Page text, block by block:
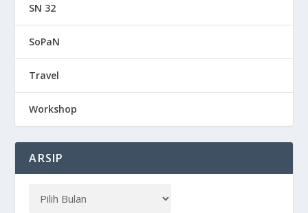
SN 32
SoPaN
Travel
Workshop
ARSIP